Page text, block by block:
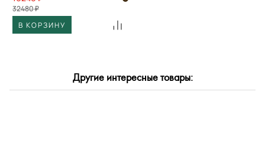
32480 ₽
В КОРЗИНУ
Другие интересные товары: